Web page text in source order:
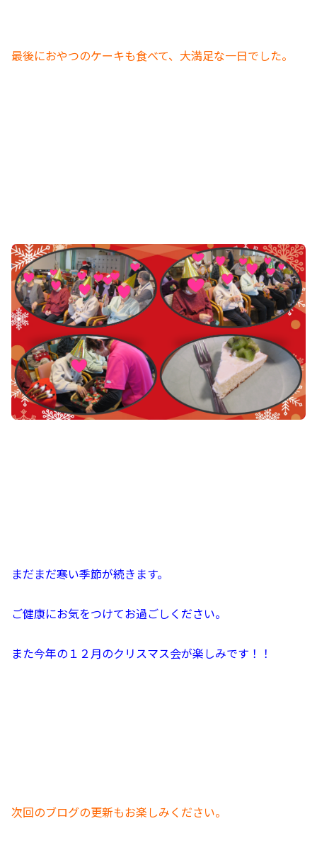
最後におやつのケーキも食べて、大満足な一日でした。
まだまだ寒い季節が続きます。
ご健康にお気をつけてお過ごしください。
また今年の１２月のクリスマス会が楽しみです！！
次回のブログの更新もお楽しみください。